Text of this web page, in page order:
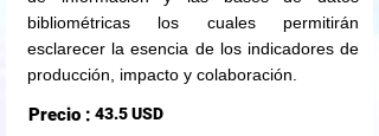
bibliométricas los cuales permitirán
esclarecer la esencia de los indicadores de
producción, impacto y colaboración.
Precio :43.5 USD